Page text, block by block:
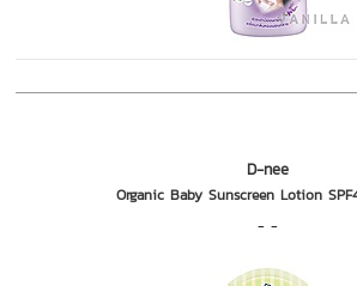
D-nee
Organic Baby Sunscreen Lotion
- -